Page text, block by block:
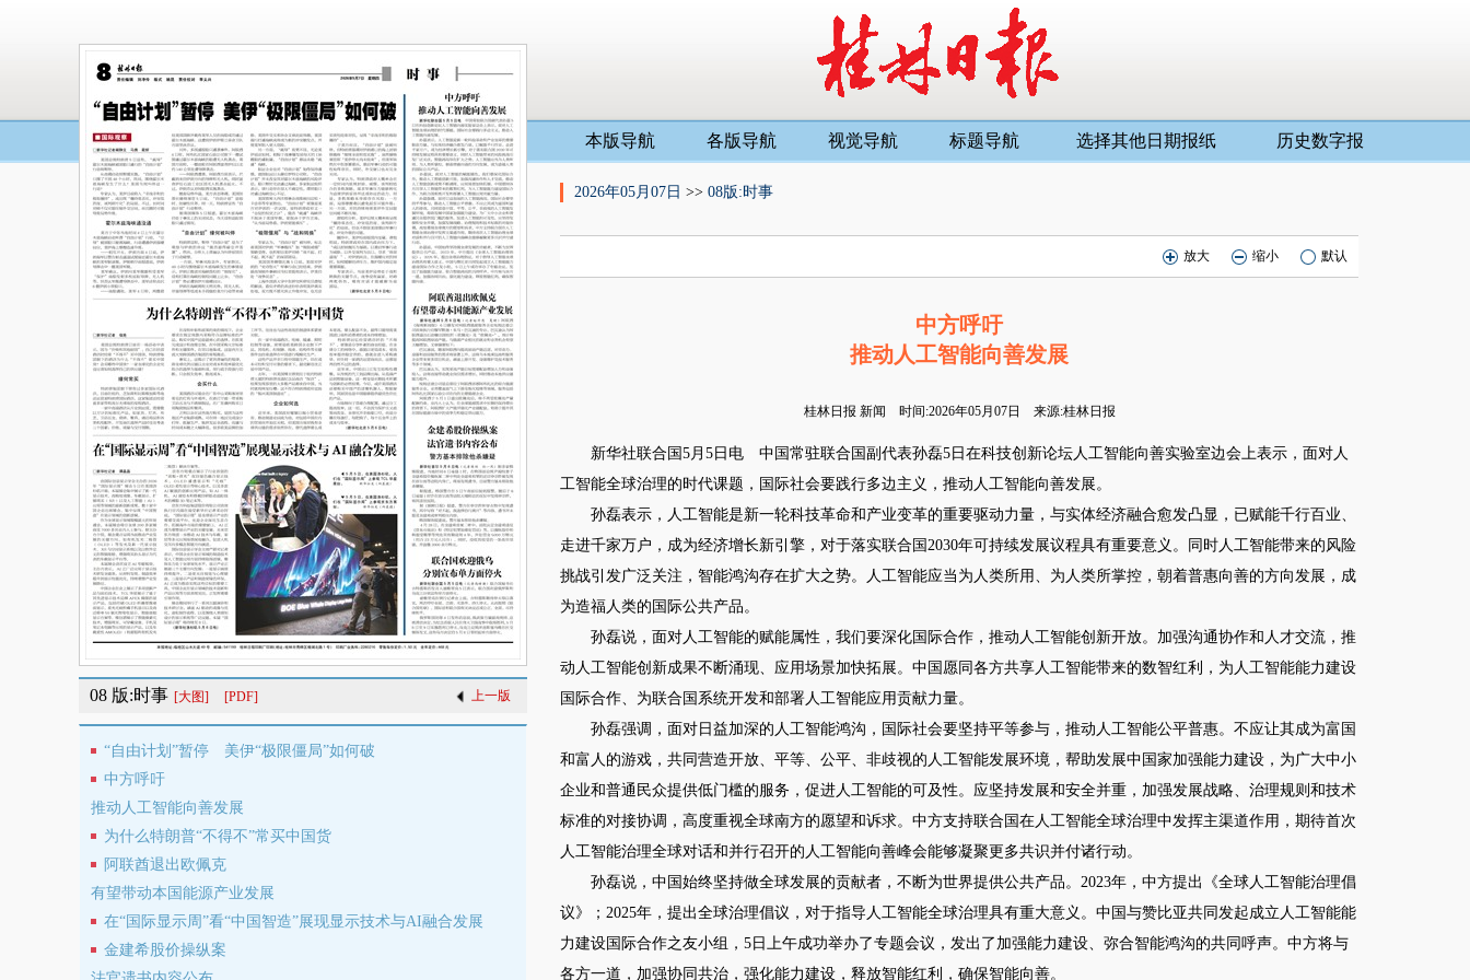
08 版:时事 [大图] [PDF] 上一版
“自由计划”暂停 美伊“极限僵局”如何破
中方呼吁
推动人工智能向善发展
为什么特朗普“不得不”常买中国货
阿联酋退出欧佩克
有望带动本国能源产业发展
在“国际显示周”看“中国智造”展现显示技术与AI融合发展
金建希股价操纵案
本版导航 各版导航 视觉导航 标题导航 选择其他日期报纸 历史数字报
2026年05月07日 >> 08版:时事
放大 缩小 默认
中方呼吁
推动人工智能向善发展
桂林日报 新闻 时间:2026年05月07日 来源:桂林日报
新华社联合国5月5日电 中国常驻联合国副代表孙磊5日在科技创新论坛人工智能向善实验室边会上表示，面对人
工智能全球治理的时代课题，国际社会要践行多边主义，推动人工智能向善发展。
孙磊表示，人工智能是新一轮科技革命和产业变革的重要驱动力量，与实体经济融合愈发凸显，已赋能千行百业、
走进千家万户，成为经济增长新引擎，对于落实联合国2030年可持续发展议程具有重要意义。同时人工智能带来的风险
挑战引发广泛关注，智能鸿沟存在扩大之势。人工智能应当为人类所用、为人类所掌控，朝着普惠向善的方向发展，成
为造福人类的国际公共产品。
孙磊说，面对人工智能的赋能属性，我们要深化国际合作，推动人工智能创新开放。加强沟通协作和人才交流，推
动人工智能创新成果不断涌现、应用场景加快拓展。中国愿同各方共享人工智能带来的数智红利，为人工智能能力建设
国际合作、为联合国系统开发和部署人工智能应用贡献力量。
孙磊强调，面对日益加深的人工智能鸿沟，国际社会要坚持平等参与，推动人工智能公平普惠。不应让其成为富国
和富人的游戏，共同营造开放、平等、公平、非歧视的人工智能发展环境，帮助发展中国家加强能力建设，为广大中小
企业和普通民众提供低门槛的服务，促进人工智能的可及性。应坚持发展和安全并重，加强发展战略、治理规则和技术
标准的对接协调，高度重视全球南方的愿望和诉求。中方支持联合国在人工智能全球治理中发挥主渠道作用，期待首次
人工智能治理全球对话和并行召开的人工智能向善峰会能够凝聚更多共识并付诸行动。
孙磊说，中国始终坚持做全球发展的贡献者，不断为世界提供公共产品。2023年，中方提出《全球人工智能治理倡
议》；2025年，提出全球治理倡议，对于指导人工智能全球治理具有重大意义。中国与赞比亚共同发起成立人工智能能
力建设国际合作之友小组，5日上午成功举办了专题会议，发出了加强能力建设、弥合智能鸿沟的共同呼声。中方将与
各方一道，加强协同共治，强化能力建设，释放智能红利，确保智能向善。